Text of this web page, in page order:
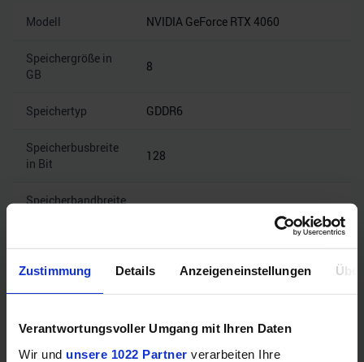
Zustimmung Details Anzeigeneinstellungen
Verantwortungsvoller Umgang mit Ihren Daten
Wir und unsere 1022 Partner verarbeiten Ihre
Modell NVIDIA GeForce RTX 4060
Speichergröße in
GB
8
Speichertyp GDDR6
Speicherbusbreite
in Bit
128
Speicherbandbreite
17
Mehr technische Daten
Hinweis: Unsere Links sind Affiliate Links. Wir erhalten beim Kauf
eine kleine Provision, ohne dass sich euer Preis erhöht.